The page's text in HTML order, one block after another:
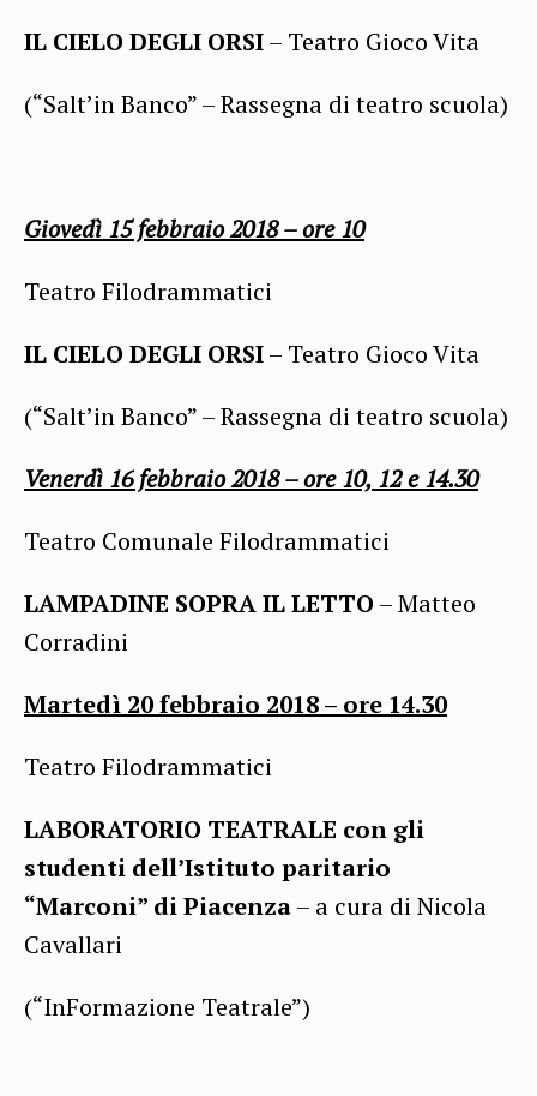
IL CIELO DEGLI ORSI– Teatro Gioco Vita
(“Salt’in Banco” – Rassegna di teatro scuola)
Giovedì 15 febbraio2018 – ore 10
Teatro Filodrammatici
IL CIELO DEGLI ORSI– Teatro Gioco Vita
(“Salt’in Banco” – Rassegna di teatro scuola)
Venerdì 16 febbraio 2018 – ore 10, 12 e 14.30
Teatro Comunale Filodrammatici
LAMPADINE SOPRA IL LETTO – Matteo
Corradini
Martedì 20 febbraio 2018 – ore 14.30
Teatro Filodrammatici
LABORATORIO TEATRALE con gli
studenti dell’Istituto paritario
“Marconi” di Piacenza– a cura di Nicola
Cavallari
(“InFormazione Teatrale”)